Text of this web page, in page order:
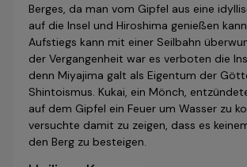
Berges, da man vom Gipfel aus eine
auf die Insel und Hiroshima genießen
Aufstiegs kann mit einer Seilbahn
der Vergangenheit war es verboten die
denn Miyajima galt als Eigentum der
Shintoismus. Kukai, ein Mönch,
auf dem Gipfel ein Feuer um Wasser zu
versuchte damit zu zeigen, dass es
den Berg zu besteigen.